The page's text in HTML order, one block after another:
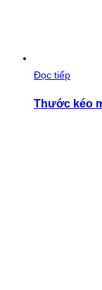
Đọc tiếp
Thước kéo